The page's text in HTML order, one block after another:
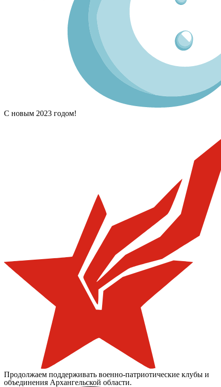
С новым 2023 годом!
Продолжаем поддерживать военно-патриотические клубы и
объединения Архангельской области.